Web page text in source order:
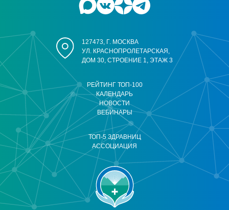
РЕЙТИНГ ТОП-100
КАЛЕНДАРЬ
НОВОСТИ
ВЕБИНАРЫ
ТОП-5 ЗДРАВНИЦ
АССОЦИАЦИЯ
127473, Г. МОСКВА
УЛ. КРАСНОПРОЛЕТАРСКАЯ,
ДОМ 30, СТРОЕНИЕ 1, ЭТАЖ 3